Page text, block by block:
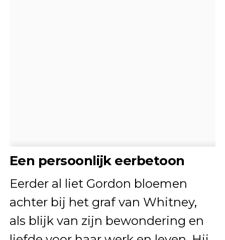
Een persoonlijk eerbetoon
Eerder al liet Gordon bloemen
achter bij het graf van Whitney,
als blijk van zijn bewondering en